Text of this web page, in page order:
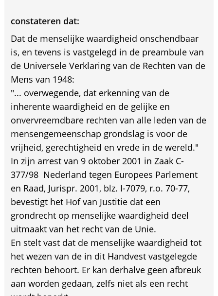
constateren dat:
Dat de menselijke waardigheid onschendbaar
is, en tevens is vastgelegd in de preambule van
de Universele Verklaring van de Rechten van de
Mens van 1948:
"... overwegende, dat erkenning van de
inherente waardigheid en de gelijke en
onvervreemdbare rechten van alle leden van de
mensengemeenschap grondslag is voor de
vrijheid, gerechtigheid en vrede in de wereld."
In zijn arrest van 9 oktober 2001 in Zaak C-
377/98  Nederland tegen Europees Parlement
en Raad, Jurispr. 2001, blz. I-7079, r.o. 70-77,
bevestigt het Hof van Justitie dat een
grondrecht op menselijke waardigheid deel
uitmaakt van het recht van de Unie.
En stelt vast dat de menselijke waardigheid tot
het wezen van de in dit Handvest vastgelegde
rechten behoort. Er kan derhalve geen afbreuk
aan worden gedaan, zelfs niet als een recht